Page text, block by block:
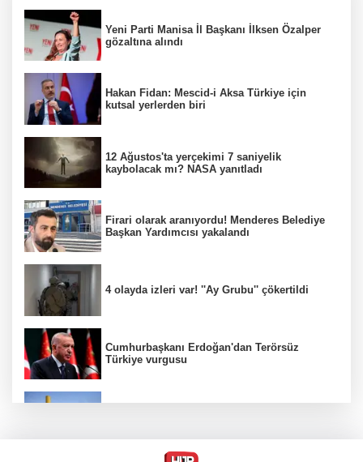
Yeni Parti Manisa İl Başkanı İlksen Özalper
gözaltına alındı
Hakan Fidan: Mescid-i Aksa Türkiye için
kutsal yerlerden biri
12 Ağustos'ta yerçekimi 7 saniyelik
kaybolacak mı? NASA yanıtladı
Firari olarak aranıyordu! Menderes Belediye
Başkan Yardımcısı yakalandı
4 olayda izleri var! ''Ay Grubu'' çökertildi
Cumhurbaşkanı Erdoğan'dan Terörsüz
Türkiye vurgusu